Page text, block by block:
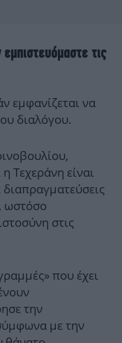
τις
εμφανίζεται να
διαλόγου.
Τεχεράνη είναι
ωστόσο
στις
που έχει
την
με την